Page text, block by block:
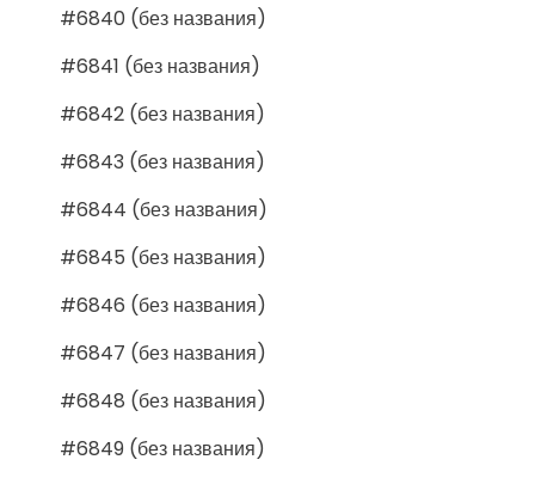
#6840 (без названия)
#6841 (без названия)
#6842 (без названия)
#6843 (без названия)
#6844 (без названия)
#6845 (без названия)
#6846 (без названия)
#6847 (без названия)
#6848 (без названия)
#6849 (без названия)